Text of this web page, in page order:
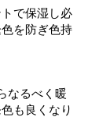
で保湿し必
を防ぎ色持
なるべく暖
も良くなり